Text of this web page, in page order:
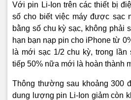
Với pin Li-Ion trên các thiết bị
số cho biết việc máy được sạc
bằng số chu kỳ sạc, không phải
hạn bạn nạp pin cho iPhone từ
là mới sạc 1/2 chu kỳ, trong lần
tiếp 50% nữa mới là hoàn thành
Thông thường sau khoảng 300
dung lượng pin Li-Ion giảm còn